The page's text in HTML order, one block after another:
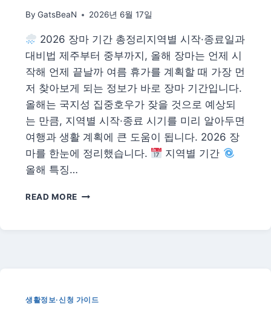
더
이
기
는
먹
거
리
By GatsBeaN 2026년 6월 17일
2026 장마 기간 총정리지역별 시작·종료일과
대비법 제주부터 중부까지, 올해 장마는 언제 시
작해 언제 끝날까 여름 휴가를 계획할 때 가장 먼
저 찾아보게 되는 정보가 바로 장마 기간입니다.
올해는 국지성 집중호우가 잦을 것으로 예상되
는 만큼, 지역별 시작·종료 시기를 미리 알아두면
여행과 생활 계획에 큰 도움이 됩니다. 2026 장
마를 한눈에 정리했습니다.
지역별 기간
올해 특징…
READ MORE 2026
기
|
생활정보·신청 가이드